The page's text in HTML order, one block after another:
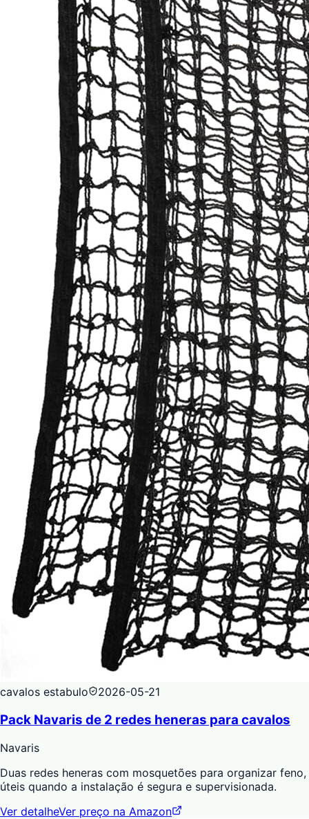
cavalos estabulo 2026-05-21
Pack Navaris de 2 redes heneras para cavalos
Navaris
Duas redes heneras com mosquetões para organizar feno,
úteis quando a instalação é segura e supervisionada.
Ver detalheVer preço na Amazon